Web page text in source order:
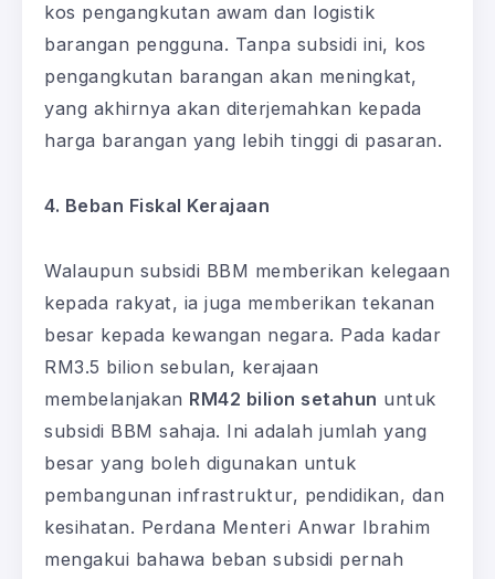
kos pengangkutan awam dan logistik
barangan pengguna. Tanpa subsidi ini, kos
pengangkutan barangan akan meningkat,
yang akhirnya akan diterjemahkan kepada
harga barangan yang lebih tinggi di pasaran.
4. Beban Fiskal Kerajaan
Walaupun subsidi BBM memberikan kelegaan
kepada rakyat, ia juga memberikan tekanan
besar kepada kewangan negara. Pada kadar
RM3.5 bilion sebulan, kerajaan
membelanjakan RM42 bilion setahun untuk
subsidi BBM sahaja. Ini adalah jumlah yang
besar yang boleh digunakan untuk
pembangunan infrastruktur, pendidikan, dan
kesihatan. Perdana Menteri Anwar Ibrahim
mengakui bahawa beban subsidi pernah